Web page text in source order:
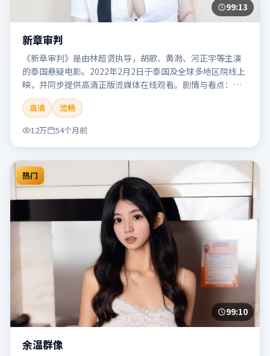
99:13
新章审判
《新章审判》是由林超贤执导，胡歌、黄渤、河正宇等主演
的泰国悬疑电影。2022年2月2日于泰国及全球多地区院线上
映，并同步提供高清正版流媒体在线观看。剧情与看点：悬
念层层推进，线索相互勾连，结局出人意料，适合推理爱好
者。本片适合检索「新章审判」「林超贤」「悬疑」「泰
国」「2022」「2022-02-02上映」等关键词的影迷阅读简介
与主创信息。
高清
流畅
12万
54个月前
热门
99:10
余温群像